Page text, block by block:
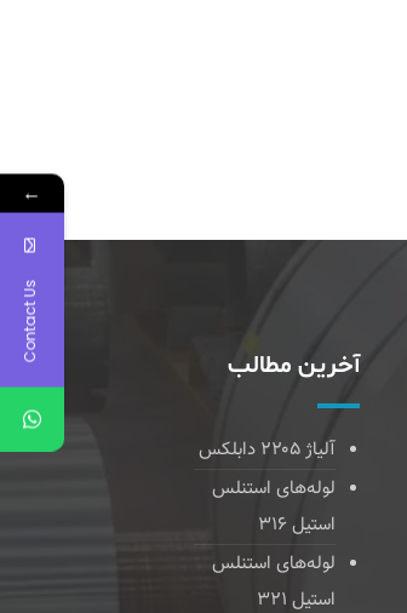
آخرین مطالب
آلیاژ ۲۲۰۵ دابلکس
لوله‌های استنلس
استیل ۳۱۶
لوله‌های استنلس
استیل ۳۲۱
←
Contact Us